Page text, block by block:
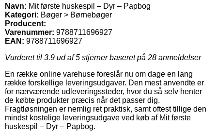
Navn: Mit første huskespil – Dyr – Papbog
Kategori: Bøger > Børnebøger
Producent:
Varenummer: 9788711696927
EAN: 9788711696927
Vurderet til 3.9 ud af 5 stjerner baseret på 28 anmeldelser
En række online varehuse foreslår nu om dage en lang
række forskellige leveringsudgaver. Den mest anvendte er
for nærværende udleveringssteder, hvor du så selv henter
de købte produkter præcis når det passer dig.
Fragtløsningen er nemlig ret praktisk, samt oftest tillige den
mindst kostelige leveringsudgave ved køb af Mit første
huskespil – Dyr – Papbog.